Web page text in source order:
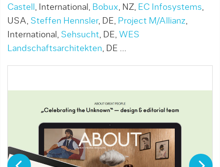
Castell , International, Bobux, NZ, EC Infosystems,
USA, Steffen Hennsler, DE, Project M/Allianz,
International, Sehsucht, DE, WES
Landschaftsarchitekten, DE …